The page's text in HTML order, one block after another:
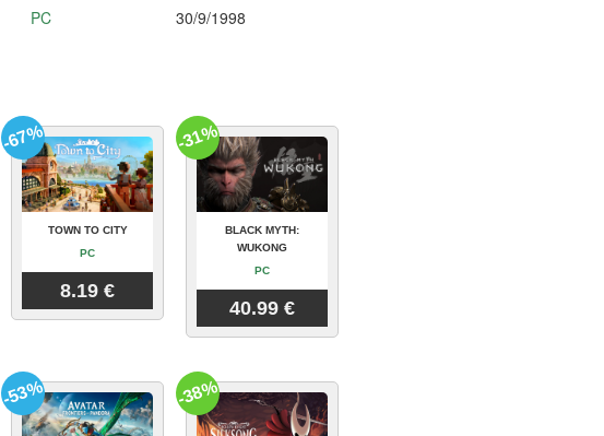
PC 30/9/1998
TOWN TO CITY
PC
8.19 €
-67%
BLACK MYTH:
WUKONG
PC
40.99 €
-31%
-53% -38%